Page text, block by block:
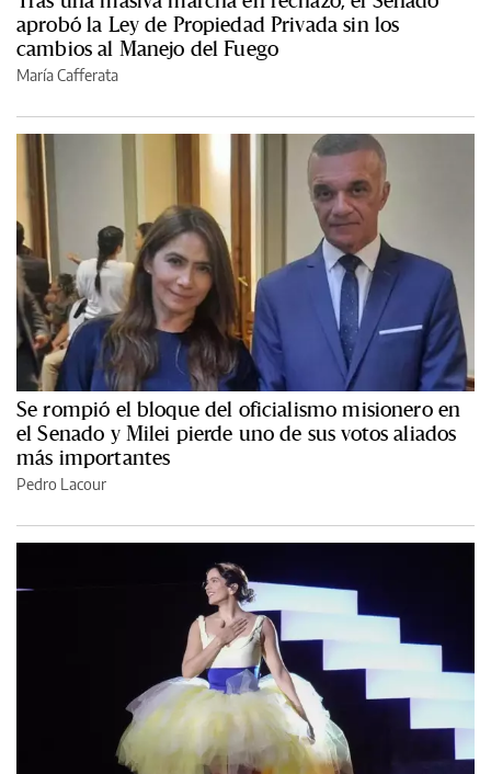
aprobó la Ley de Propiedad Privada sin los
cambios al Manejo del Fuego
María Cafferata
Se rompió el bloque del oficialismo misionero en
el Senado y Milei pierde uno de sus votos aliados
más importantes
Pedro Lacour